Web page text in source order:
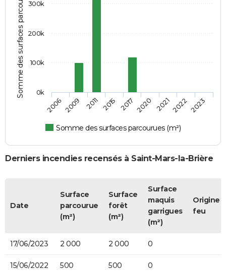
Somme des surfaces parcourues (m²)
Somme des surfaces parcourues (m²)
20062009 2011 2015 2017 2020 202120222023
0k
100k
200k
300k
Derniers incendies recensés à Saint-Mars-la-Brière
Date
Surface
parcourue
(m²)
Surface
forêt
(m²)
Surface
maquis
garrigues
(m²)
Origine
feu
17/06/2023 2 000 2 000 0
15/06/2022 500 500 0